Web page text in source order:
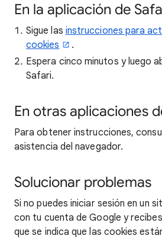
En la aplicación de
Sigue las instrucciones para
cookies
.
Espera cinco minutos y luego
Safari.
En otras aplicaciones
Para obtener instrucciones,
asistencia del navegador.
Solucionar problemas
Si no puedes iniciar sesión en un
con tu cuenta de Google y
que se indica que las cookies